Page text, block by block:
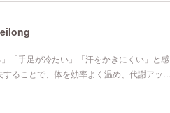
「手足が冷たい」「汗をかきにくい」と感
ることで、体を効率よく温め、代謝アッ…